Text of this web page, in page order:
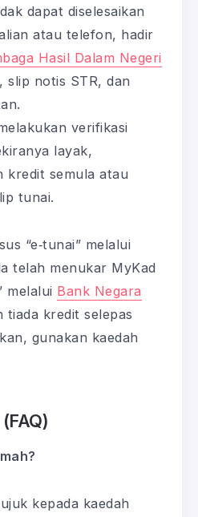
dapat diselesaikan
atau telefon, hadir
Hasil Dalam Negeri
slip notis STR, dan
verifikasi
layak,
kredit semula atau
tunai.
“e‑tunai” melalui
telah menukar MyKad
melalui Bank Negara
tiada kredit selepas
gunakan kaedah
kepada kaedah